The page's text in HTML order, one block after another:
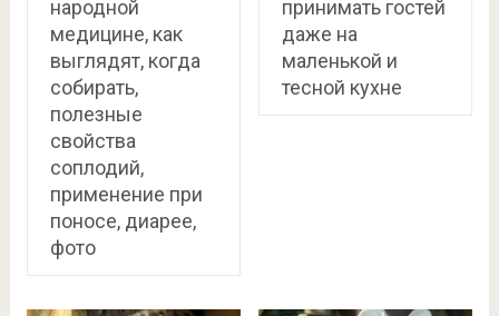
народной
медицине, как
выглядят, когда
собирать,
полезные
свойства
соплодий,
применение при
поносе, диарее,
фото
принимать гостей
даже на
маленькой и
тесной кухне